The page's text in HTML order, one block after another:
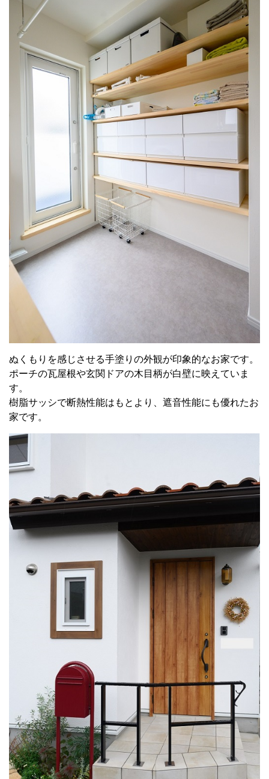
ぬくもりを感じさせる手塗りの外観が印象的なお家です。
ポーチの瓦屋根や玄関ドアの木目柄が白壁に映えていま
す。
樹脂サッシで断熱性能はもとより、遮音性能にも優れたお
家です。